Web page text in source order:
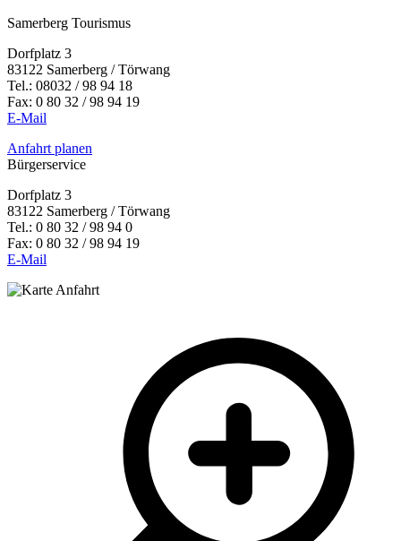
Samerberg Tourismus
Dorfplatz 3
83122 Samerberg / Törwang
Tel.: 08032 / 98 94 18
Fax: 0 80 32 / 98 94 19
E-Mail
Anfahrt planen
Bürgerservice
Dorfplatz 3
83122 Samerberg / Törwang
Tel.: 0 80 32 / 98 94 0
Fax: 0 80 32 / 98 94 19
E-Mail